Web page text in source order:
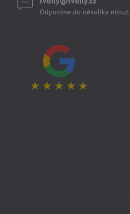
Odpovíme do několika minut.